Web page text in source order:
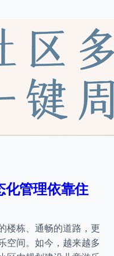
化管理依靠住
楼栋、通畅的道路，更
空间。如今，越来越多